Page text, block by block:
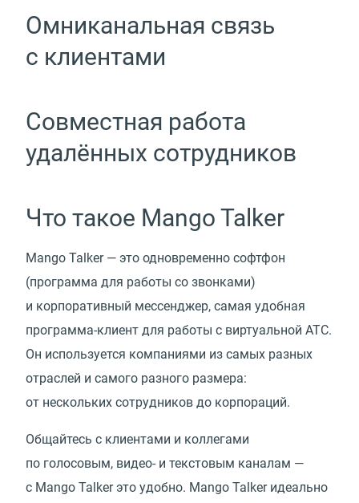
Омниканальная связь
с клиентами
Совместная работа
удалённых сотрудников
Что такое Mango Talker
Mango Talker — это одновременно софтфон
(программа для работы со звонками)
и корпоративный мессенджер, самая удобная
программа-клиент для работы с виртуальной АТС.
Он используется компаниями из самых разных
отраслей и самого разного размера:
от нескольких сотрудников до корпораций.
Общайтесь с клиентами и коллегами
по голосовым, видео- и текстовым каналам —
с Mango Talker это удобно. Mango Talker идеально